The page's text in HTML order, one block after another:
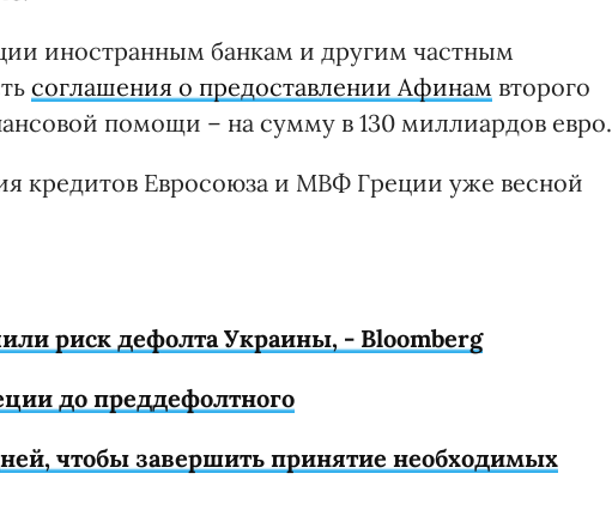
иностранным банкам и другим частным
соглашения о предоставлении Афинам второго
помощи – на сумму в 130 миллиардов евро.
кредитов Евросоюза и МВФ Греции уже весной
риск дефолта Украины, - Bloomberg
до преддефолтного
чтобы завершить принятие необходимых